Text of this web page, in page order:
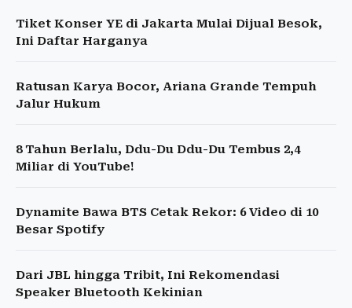
Tiket Konser YE di Jakarta Mulai Dijual Besok,
Ini Daftar Harganya
Ratusan Karya Bocor, Ariana Grande Tempuh
Jalur Hukum
8 Tahun Berlalu, Ddu-Du Ddu-Du Tembus 2,4
Miliar di YouTube!
Dynamite Bawa BTS Cetak Rekor: 6 Video di 10
Besar Spotify
Dari JBL hingga Tribit, Ini Rekomendasi
Speaker Bluetooth Kekinian